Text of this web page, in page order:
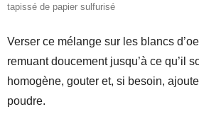
tapissé de papier sulfurisé
Verser ce mélange sur les blancs
remuant doucement jusqu’à ce qu’il
homogène, gouter et, si besoin,
poudre.